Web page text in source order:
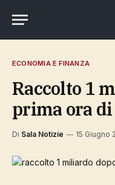
ECONOMIA E FINANZA
raccolto 1 miliardo dopo la
prima ora
Di Sala Notizie 15 Giugno